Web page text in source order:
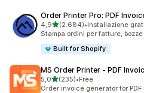
Order Printer Pro: PDF
4,9stelle su 5
(2.684)
2684 recensioni totali
•Installazione
Stampa ordini per fatture,
Built for Shopify
MS Order Printer ‑ PDF
5,0stelle su 5
(235)
235 recensioni totali
•Free
Order invoice generator for